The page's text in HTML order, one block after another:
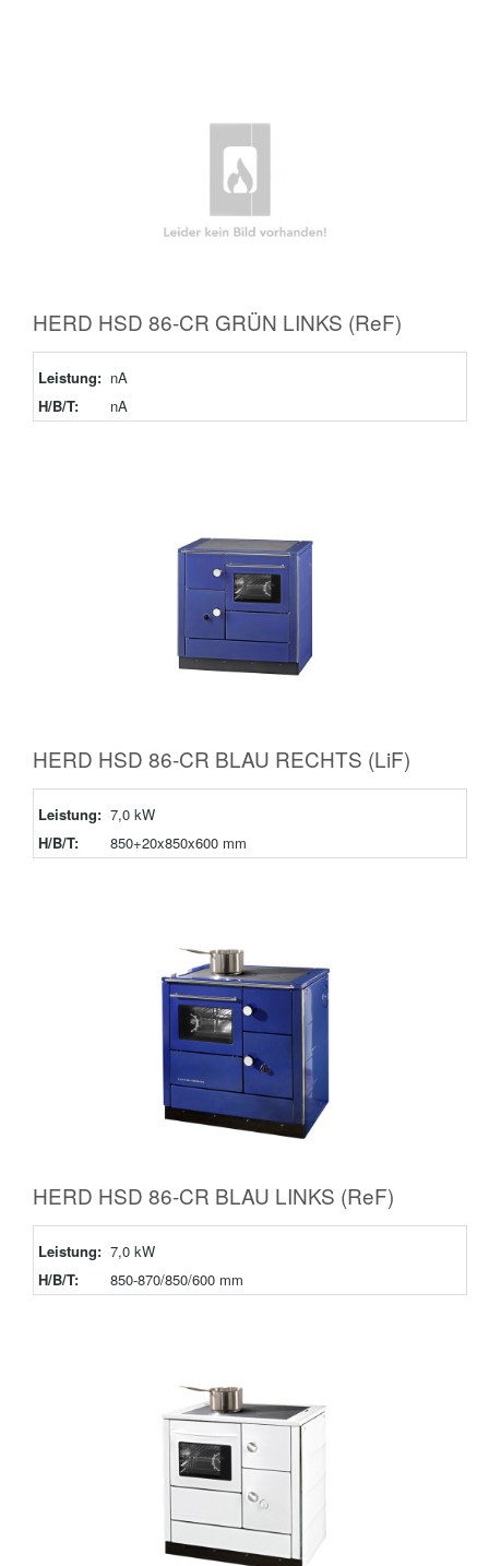
HERD HSD 86-CR GRÜN LINKS (ReF)
Leistung: nA
H/B/T:
nA
HERD HSD 86-CR BLAU RECHTS (LiF)
Leistung: 7,0 kW
H/B/T:
850+20x850x600 mm
HERD HSD 86-CR BLAU LINKS (ReF)
Leistung: 7,0 kW
H/B/T:
850-870/850/600 mm